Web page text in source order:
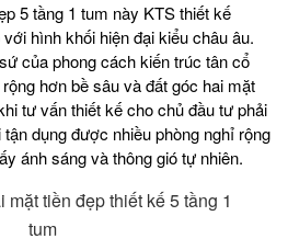
5 tầng 1 tum này KTS thiết kế
hình khối hiện đại kiểu châu âu.
của phong cách kiến trúc tân cổ
hơn bề sâu và đất góc hai mặt
tư vấn thiết kế cho chủ đầu tư phải
dụng được nhiều phòng nghỉ rộng
ánh sáng và thông gió tự nhiên.